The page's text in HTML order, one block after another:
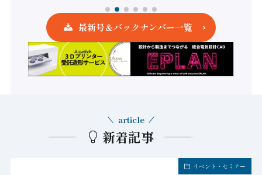
最新号＆バックナンバー一覧
新着記事
article
イベント・セミナー